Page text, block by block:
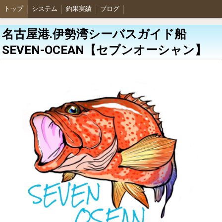
トップ システム 釣果実績 ブログ
名古屋港.伊勢湾シーバスガイド船
SEVEN-OCEAN【セブンオーシャン】